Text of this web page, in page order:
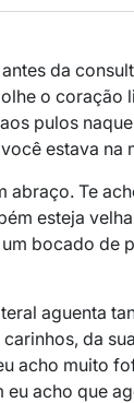
da
o coração
pulos
estava na
abraço. Te
esteja
bocado de
aguenta
da
acho muito
acho que